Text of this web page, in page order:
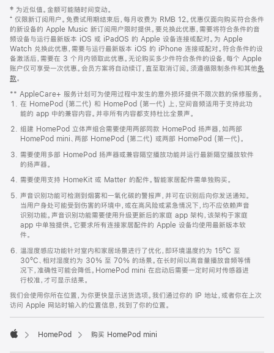
页
页
脚
注
‡ 为近似值。金额可能随时间变动。
⁺ 仅限新订阅用户。免费试用期结束后，每月收费为 RMB 12。优惠仅面向购买符合条件
的新设备的 Apple Music 新订阅用户限时提供。要兑换此优惠，需要将符合条件的音
频设备与运行最新版本 iOS 或 iPadOS 的 Apple 设备连接或配对。为 Apple
Watch 兑换此优惠，需要与运行最新版本 iOS 的 iPhone 连接或配对。符合条件的设
备激活后，需要在 3 个月内领取此优惠。无论购买多少件符合条件的设备，每个 Apple
账户仅可享受一次优惠。会员方案将自动续订，直至取消订阅。须遵循限制条件和其他条
款。
窗
口
中
打
开)
** AppleCare+ 服务计划可为使用过程中发生的意外损坏提供不限次数的保修服务。
在 HomePod (第二代) 和 HomePod (第一代) 上，空间音频适用于支持此功
能的 app 中的兼容内容。并非所有内容都支持杜比全景声。
组建 HomePod 立体声组合需要使用两部同款 HomePod 扬声器，如两部
HomePod mini、两部 HomePod (第二代) 或两部 HomePod (第一代)。
需要使用多部 HomePod 扬声器或兼容隔空播放功能并运行最新隔空播放软件
的扬声器。
需要使用支持 HomeKit 或 Matter 的配件。智能家居配件需单独购买。
声音识别功能可检测到烟雾和一氧化碳的警报声，并可在识别后向你发送通知。
当用户身处可能受到伤害的环境中，或在高风险或紧急情况下，均不应依赖声音
识别功能。声音识别功能需要使用升级更新后的家庭 app 架构，该架构于家庭
app 中单独提供。它要求所有连接家居配件的 Apple 设备均使用最新版本软
件。
温湿度感应功能针对室内和家居场景进行了优化，即环境温度约为 15ºC 至
30ºC、相对湿度约为 30% 至 70% 的场景。在长时间以高音量播放音频等情
况下，准确性可能会降低。HomePod mini 在启动后需要一定时间对传感器进
行校准，才可显示结果。
我们会使用你所在位置，为你更快显示送货选项。我们通过你的 IP 地址，或者你在上次
访问 Apple 网站时输入的位置信息，找到了你的位置。
HomePod 购买 HomePod mini